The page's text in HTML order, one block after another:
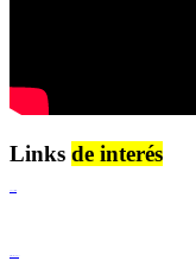
Links de interés